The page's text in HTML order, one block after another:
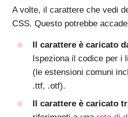
A volte, il carattere che vedi
CSS. Questo potrebbe
Il carattere è caricato
Ispeziona il codice per i
(le estensioni comuni
.ttf, .otf).
Il carattere è caricato